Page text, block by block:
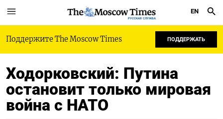
РУССКАЯ СЛУЖБА
EN
Поддержите The Moscow Times ПОДДЕРЖАТЬ
Ходорковский: Путина
остановит только мировая
война с НАТО